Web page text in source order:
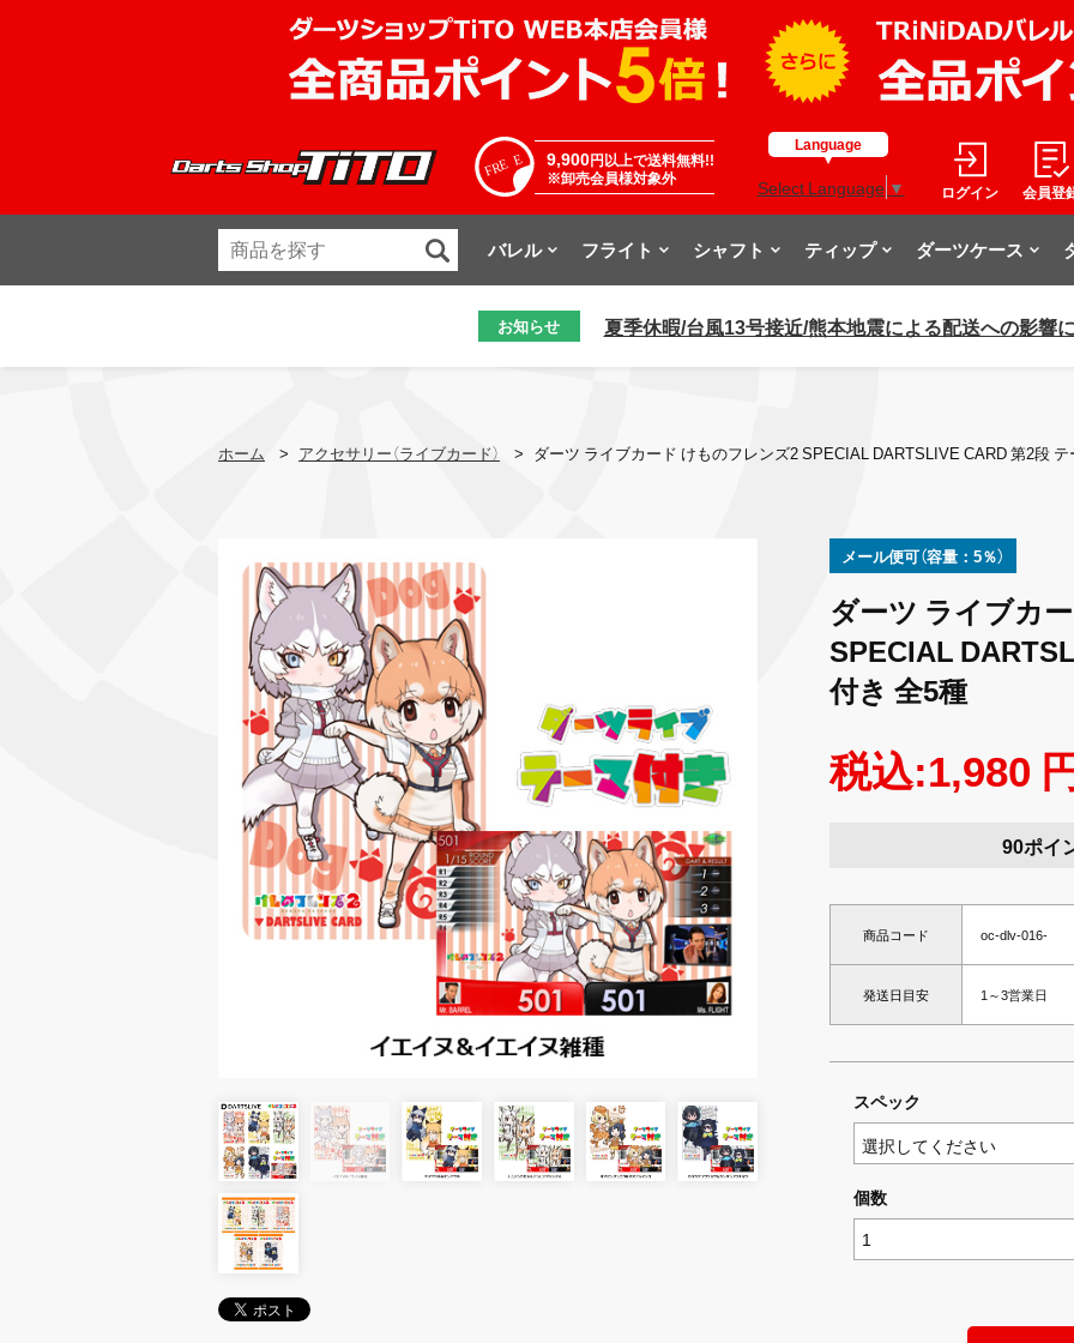
9,900円以上で送料無料!!
※卸売会員様対象外
Language
Select Language ▼ ログイン 会員登
バレル フライト シャフト ティップ ダーツケース
お知らせ 夏季休暇/台風13号接近/熊本地震による配送への影響
ホーム > アクセサリー（ライブカード） > ダーツ ライブカード けものフレンズ2 SPECIAL DARTSLIVE CARD 第2段
メール便可（容量：5％）
ダーツ ライブカ
SPECIAL
付き 全5種
税込:1,980
90ポイ
商品コード oc-dlv-016-
発送日目安 1～3営業日
スペック
個数